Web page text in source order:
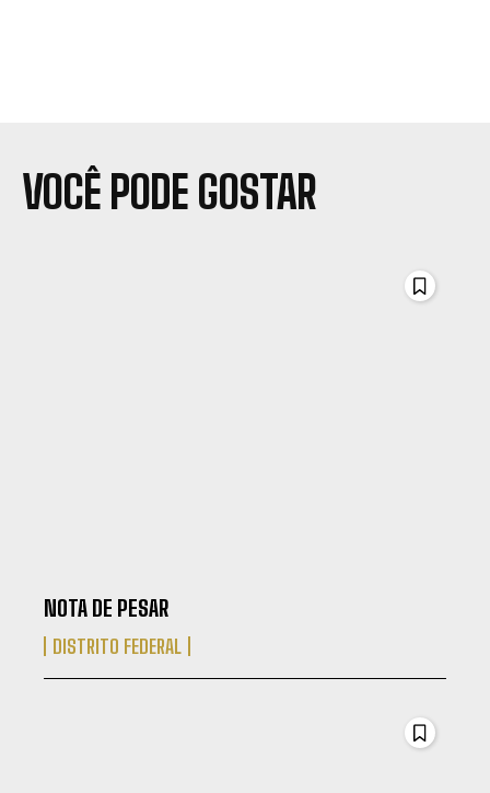
VOCÊ PODE GOSTAR
NOTA DE PESAR
DISTRITO FEDERAL